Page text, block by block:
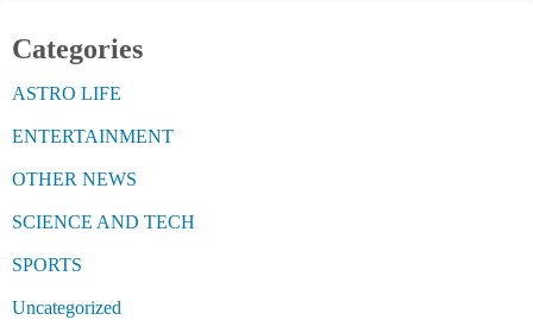
Categories
ASTRO LIFE
ENTERTAINMENT
OTHER NEWS
SCIENCE AND TECH
SPORTS
Uncategorized